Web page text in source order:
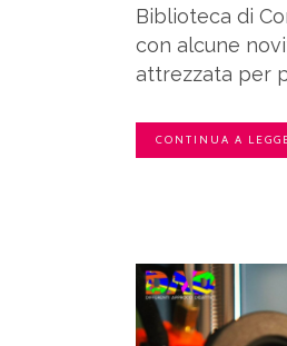
Biblioteca di
con alcune
attrezzata per
CONTINUA A